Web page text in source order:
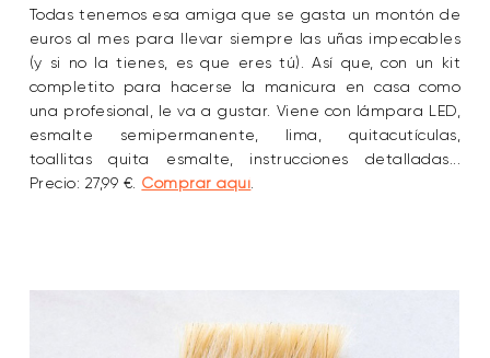
Todas tenemos esa amiga que se gasta un montón de
euros al mes para llevar siempre las uñas impecables
(y si no la tienes, es que eres tú). Así que, con un kit
completito para hacerse la manicura en casa como
una profesional, le va a gustar. Viene con lámpara LED,
esmalte semipermanente, lima, quitacutículas,
toallitas quita esmalte, instrucciones detalladas...
Precio: 27,99 €. Comprar aquí